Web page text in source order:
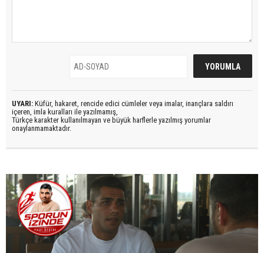
UYARI: Küfür, hakaret, rencide edici cümleler veya imalar, inançlara saldırı
içeren, imla kuralları ile yazılmamış,
Türkçe karakter kullanılmayan ve büyük harflerle yazılmış yorumlar
onaylanmamaktadır.